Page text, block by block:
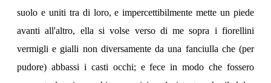
suolo e uniti tra di loro, e impercettibilmente mette un piede
avanti all'altro, ella si volse verso di me sopra i fiorellini
vermigli e gialli non diversamente da una fanciulla che (per
pudore) abbassi i casti occhi; e fece in modo che fossero